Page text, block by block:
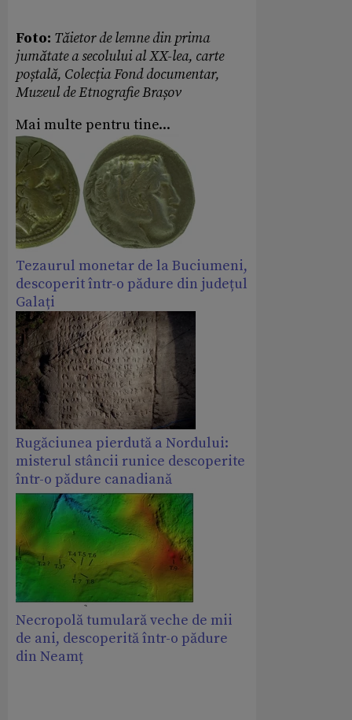
Foto: Tăietor de lemne din prima
jumătate a secolului al XX-lea, carte
poștală, Colecția Fond documentar,
Muzeul de Etnografie Brașov
Mai multe pentru tine...
Tezaurul monetar de la Buciumeni,
descoperit într-o pădure din județul
Galați
Rugăciunea pierdută a Nordului:
misterul stâncii runice descoperite
într-o pădure canadiană
Necropolă tumulară veche de mii
de ani, descoperită într-o pădure
din Neamț